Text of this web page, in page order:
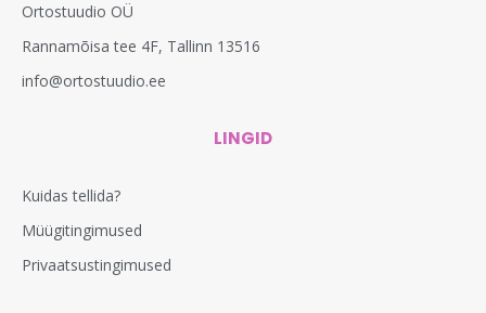
Ortostuudio OÜ
Rannamõisa tee 4F, Tallinn 13516
info@ortostuudio.ee
LINGID
Kuidas tellida?
Müügitingimused
Privaatsustingimused